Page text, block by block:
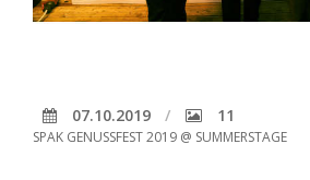
07.10.2019 11
SPAK GENUSSFEST 2019 @ SUMMERSTAGE